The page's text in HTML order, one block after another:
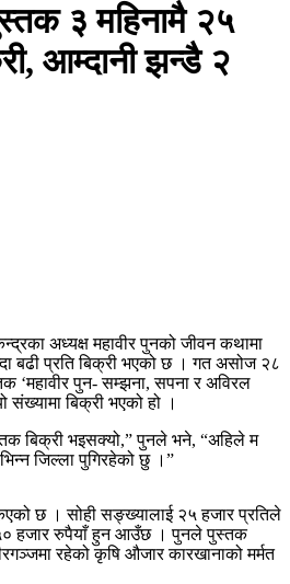
३ महिनामै २५
आम्दानी झन्डै २
अध्यक्ष महावीर पुनको जीवन कथामा
बढी प्रति बिक्री भएको छ । गत असोज २८
‘महावीर पुन- सम्झना, सपना र अविरल
संख्यामा बिक्री भएको हो ।
बिक्री भइसक्यो,” पुनले भने, “अहिले म
जिल्ला पुगिरहेको छु ।”
छ । सोही सङ्ख्यालाई २५ हजार प्रतिले
हजार रुपैयाँ हुन आउँछ । पुनले पुस्तक
रहेको कृषि औजार कारखानाको मर्मत